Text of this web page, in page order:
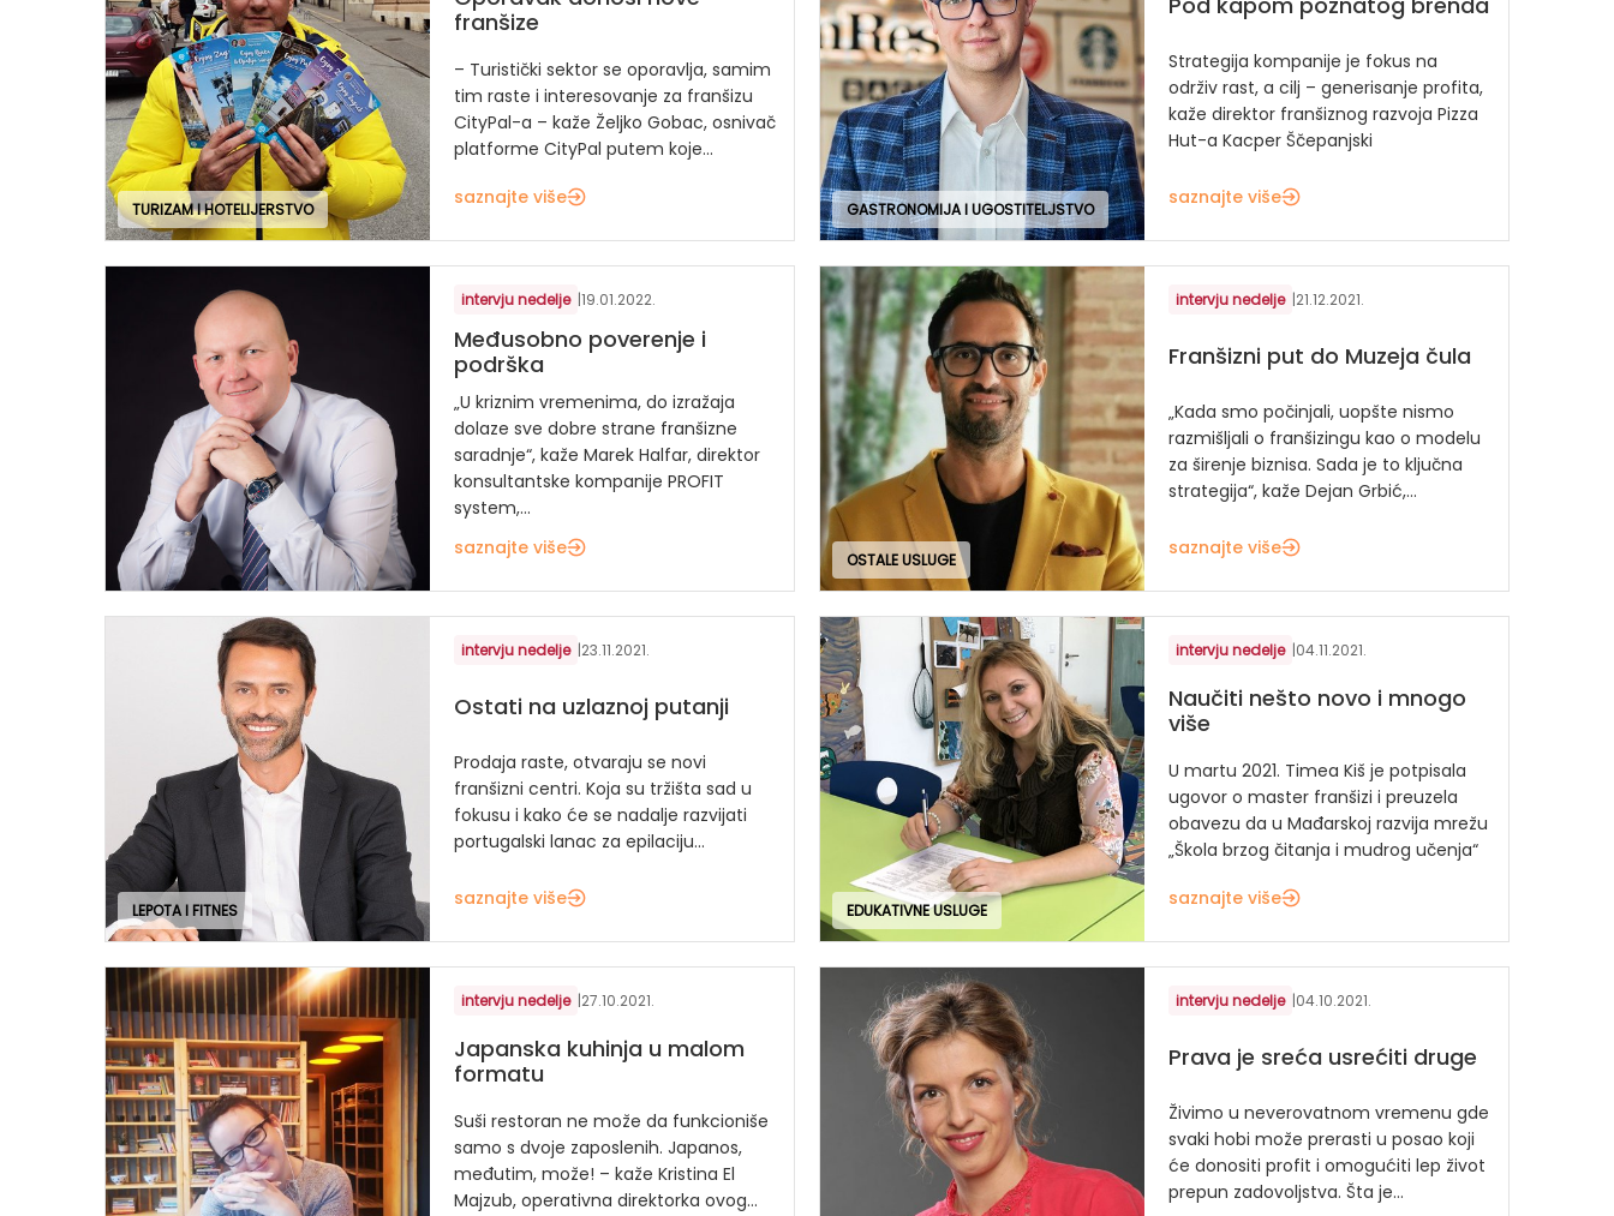
TURIZAM I HOTELIJERSTVO
franšize
– Turistički sektor se oporavlja, samim
tim raste i interesovanje za franšizu
CityPal-a – kaže Željko Gobac, osnivač
platforme CityPal putem koje...
saznajte više
GASTRONOMIJA I UGOSTITELJSTVO
Strategija kompanije je fokus na
održiv rast, a cilj – generisanje profita,
kaže direktor franšiznog razvoja Pizza
Hut-a Kacper Ščepanjski
saznajte više
intervju nedelje |19.01.2022.
Međusobno poverenje i
podrška
„U kriznim vremenima, do izražaja
dolaze sve dobre strane franšizne
saradnje“, kaže Marek Halfar, direktor
konsultantske kompanije PROFIT
system,...
saznajte više
OSTALE USLUGE
intervju nedelje |21.12.2021.
Franšizni put do Muzeja čula
„Kada smo počinjali, uopšte nismo
razmišljali o franšizingu kao o modelu
za širenje biznisa. Sada je to ključna
strategija“, kaže Dejan Grbić,...
saznajte više
LEPOTA I FITNES
intervju nedelje |23.11.2021.
Ostati na uzlaznoj putanji
Prodaja raste, otvaraju se novi
franšizni centri. Koja su tržišta sad u
fokusu i kako će se nadalje razvijati
portugalski lanac za epilaciju...
saznajte više
EDUKATIVNE USLUGE
intervju nedelje |04.11.2021.
Naučiti nešto novo i mnogo
više
U martu 2021. Timea Kiš je potpisala
ugovor o master franšizi i preuzela
obavezu da u Mađarskoj razvija mrežu
„Škola brzog čitanja i mudrog učenja“
saznajte više
intervju nedelje |27.10.2021.
Japanska kuhinja u malom
formatu
Suši restoran ne može da funkcioniše
samo s dvoje zaposlenih. Japanos,
međutim, može! – kaže Kristina El
Majzub, operativna direktorka ovog...
intervju nedelje |04.10.2021.
Prava je sreća usrećiti druge
Živimo u neverovatnom vremenu gde
svaki hobi može prerasti u posao koji
će donositi profit i omogućiti lep život
prepun zadovoljstva. Šta je...